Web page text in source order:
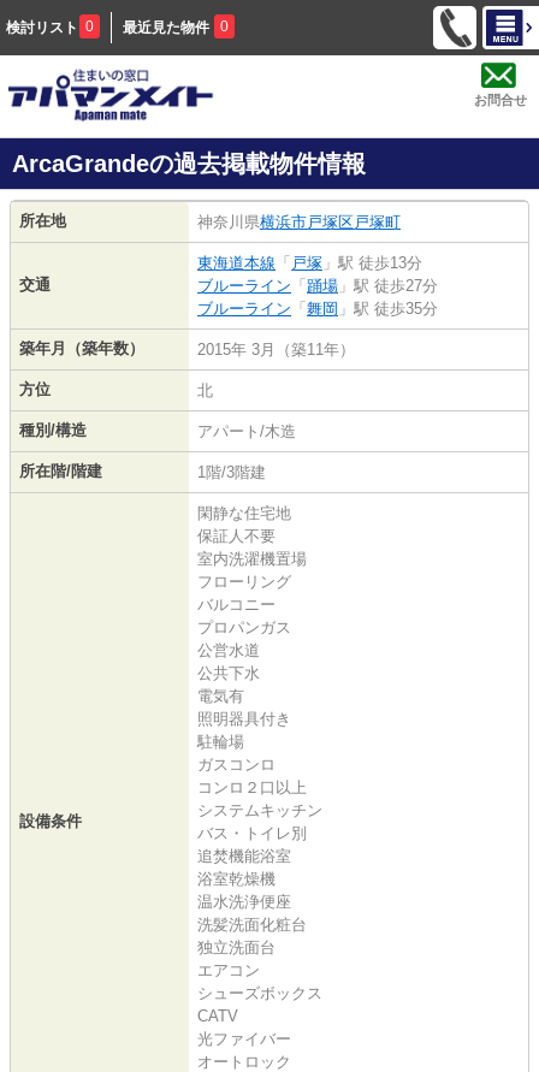
検討リスト 0 最近見た物件 0
お問合せ
ArcaGrandeの過去掲載物件情報
所在地 神奈川県横浜市戸塚区戸塚町
交通
東海道本線 「 戸塚 」駅 徒歩13分
ブルーライン 「 踊場 」駅 徒歩27分
ブルーライン 「 舞岡 」駅 徒歩35分
築年月（築年数） 2015年 3月（築11年）
方位 北
種別/構造 アパート/木造
所在階/階建 1階/3階建
設備条件
閑静な住宅地
保証人不要
室内洗濯機置場
フローリング
バルコニー
プロパンガス
公営水道
公共下水
電気有
照明器具付き
駐輪場
ガスコンロ
コンロ２口以上
システムキッチン
バス・トイレ別
追焚機能浴室
浴室乾燥機
温水洗浄便座
洗髪洗面化粧台
独立洗面台
エアコン
シューズボックス
CATV
光ファイバー
オートロック